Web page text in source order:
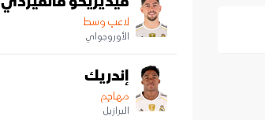
لاعب وسط
الأوروجواي
إندريك
مهاجم
البرازيل